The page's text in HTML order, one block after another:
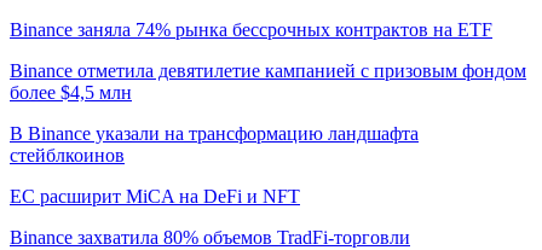
Binance заняла 74% рынка бессрочных контрактов на ETF
Binance отметила девятилетие кампанией с призовым фондом
более $4,5 млн
В Binance указали на трансформацию ландшафта
стейблкоинов
ЕС расширит MiCA на DeFi и NFT
Binance захватила 80% объемов TradFi-торговли